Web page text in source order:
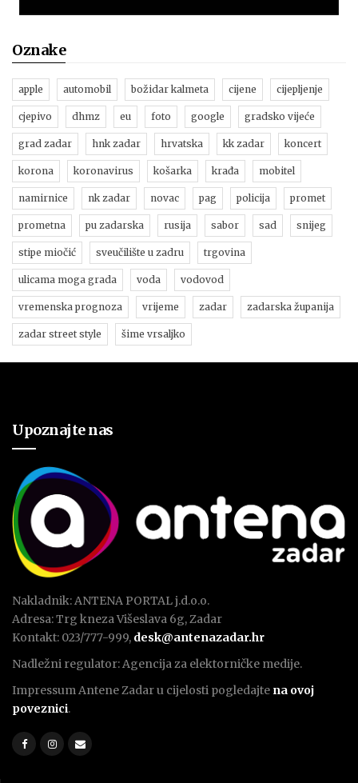
Oznake
apple automobil božidar kalmeta cijene cijepljenje
cjepivo dhmz eu foto google gradsko vijeće
grad zadar hnk zadar hrvatska kk zadar koncert
korona koronavirus košarka krađa mobitel
namirnice nk zadar novac pag policija promet
prometna pu zadarska rusija sabor sad snijeg
stipe miočić sveučilište u zadru trgovina
ulicama moga grada voda vodovod
vremenska prognoza vrijeme zadar zadarska županija
zadar street style šime vrsaljko
Upoznajte nas
Nakladnik: ANTENA PORTAL j.d.o.o.
Adresa: Trg kneza Višeslava 6g, Zadar
Kontakt: 023/777-999, desk@antenazadar.hr
Nadležni regulator: Agencija za elektorničke medije.
Impressum Antene Zadar u cijelosti pogledajte na ovoj
poveznici.